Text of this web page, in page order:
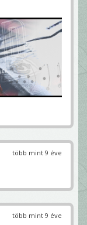
több mint 9 éve
több mint 9 éve